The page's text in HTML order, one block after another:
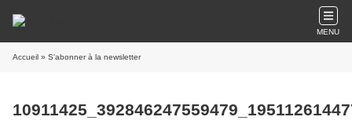
MENU
Accueil » S'abonner à la newsletter